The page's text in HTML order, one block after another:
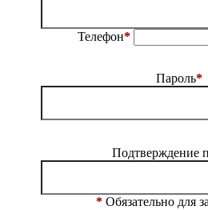
Телефон*
Пароль*
Подтверждение
* Обязательно для